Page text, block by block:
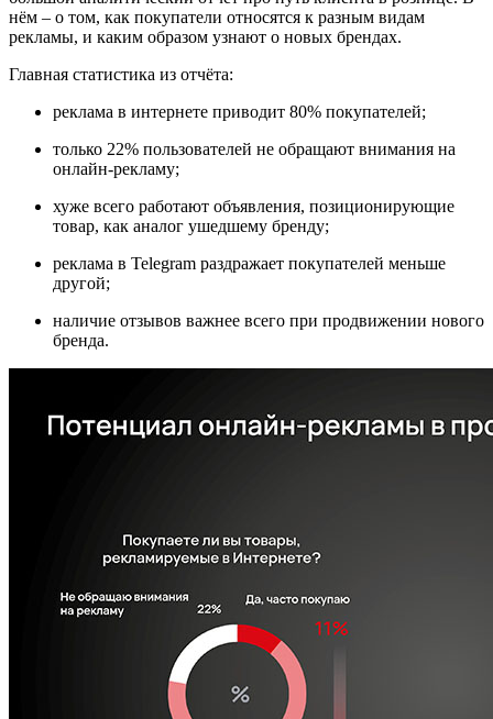
нём – о том, как покупатели относятся к разным видам
рекламы, и каким образом узнают о новых брендах.
Главная статистика из отчёта:
реклама в интернете приводит 80% покупателей;
только 22% пользователей не обращают внимания на
онлайн-рекламу;
хуже всего работают объявления, позиционирующие
товар, как аналог ушедшему бренду;
реклама в Telegram раздражает покупателей меньше
другой;
наличие отзывов важнее всего при продвижении нового
бренда.